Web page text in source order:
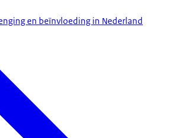
en beïnvloeding in Nederland